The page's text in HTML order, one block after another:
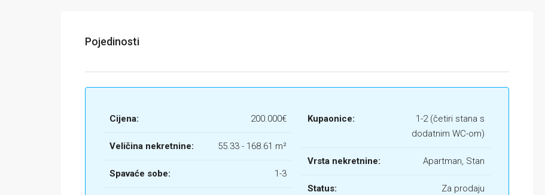
Pojedinosti
Cijena: 200.000€
Veličina nekretnine: 55.33 - 168.61 m²
Spavaće sobe: 1-3
Kupaonice:
1-2 (četiri stana s
dodatnim WC-om)
Vrsta nekretnine: Apartman, Stan
Status: Za prodaju